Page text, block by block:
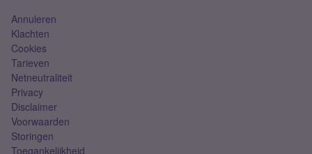
Annuleren
Klachten
Cookies
Tarieven
Netneutraliteit
Privacy
Disclaimer
Voorwaarden
Storingen
Toegankelijkheid